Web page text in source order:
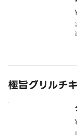
極旨グリルチ